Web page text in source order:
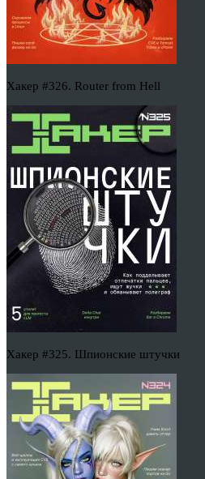
Хакер #326. Router from Hell
Хакер #325. Шпионские штучки